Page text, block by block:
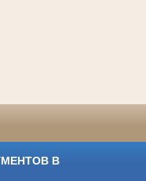
В